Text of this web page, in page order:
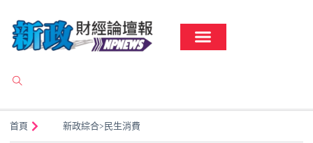
首頁 新政綜合>民生消費